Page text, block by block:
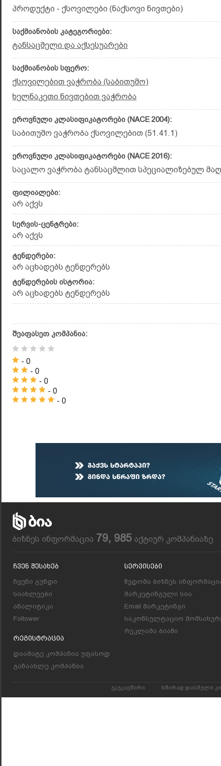
პროდუქტი - ქსოვილები (ნაქსოვი ნივთები)
საქმიანობის კატეგორიები:
ტანსაცმელი და აქსესუარები
საქმიანობის სფერო:
ქსოვილებით ვაჭრობა (საბითუმო)
ხელნაკეთი ნივთებით ვაჭრობა
ეროვნული კლასიფიკატორები (NACE 2004):
საბითუმო ვაჭრობა ქსოვილებით (51.41.1)
ეროვნული კლასიფიკატორები (NACE 2016):
საცალო ვაჭრობა ტანსაცმლით სპეციალიზებულ
ფილიალები:
არ აქვს
სერვის-ცენტრები:
არ აქვს
ტენდერები:
არ აცხადებს ტენდერებს
ტენდერების ისტორია:
არ აცხადებს ტენდერებს
შეაფასეთ კომპანია:
- 0
- 0
- 0
- 0
- 0
ბიზნეს ინფორმაცია 79, 985 აქტიურ კომპანიაზე
Ჩვენ Შესახებ
ჩვენი გუნდი
სიახლეები
ანალიტიკა
Follower
Რეგისტრაცია
დაამატე კომპანია უფასოდ
განაახლე კომპანია
Სერვისები
წვდომა ბიზნეს
მარკეტინგული სია
Email მარკეტინგი
საკონსულტაციო
რეკლამა ბიაში
უკუკავშირი ხშირად დასმული